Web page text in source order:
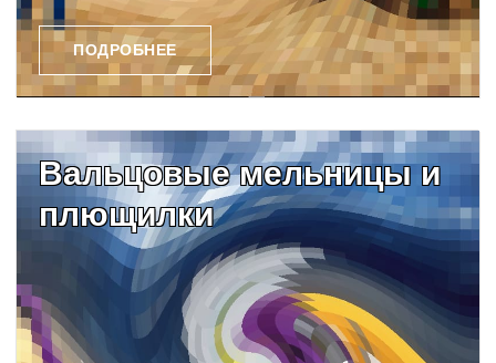
ПОДРОБНЕЕ
Вальцовые мельницы и
плющилки